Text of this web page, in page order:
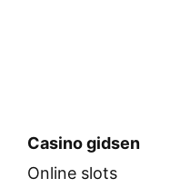
Casino gidsen
Online slots